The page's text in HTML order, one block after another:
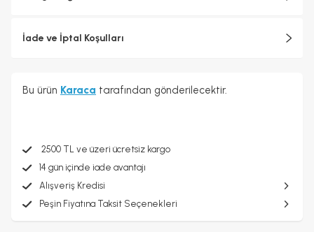
İade ve İptal Koşulları
Bu ürün Karaca tarafından gönderilecektir.
2500 TL ve üzeri ücretsiz kargo
14 gün içinde iade avantajı
Alışveriş Kredisi
Peşin Fiyatına Taksit Seçenekleri